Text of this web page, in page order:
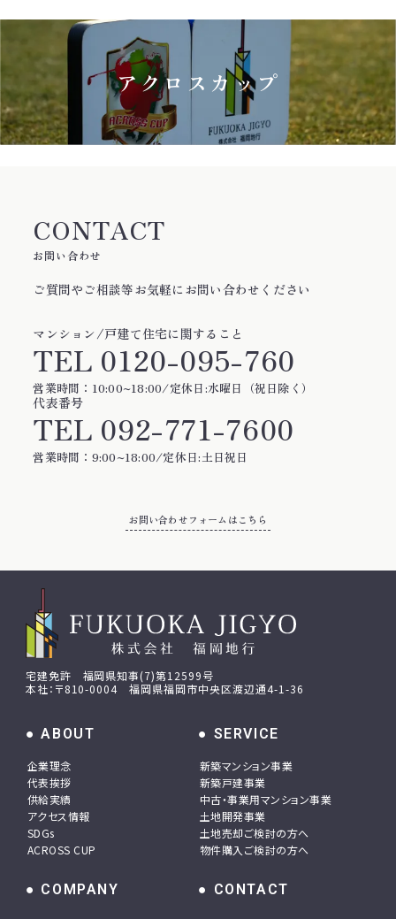
アクロスカップ
CONTACT
お問い合わせ
ご質問やご相談等お気軽にお問い合わせください
マンション/戸建て住宅に関すること
TEL 0120-095-760
営業時間：10:00~18:00/定休日:水曜日（祝日除く）
代表番号
TEL 092-771-7600
営業時間：9:00~18:00/定休日:土日祝日
お問い合わせフォームはこちら
宅建免許 福岡県知事(7)第12599号
本社：〒810-0004 福岡県福岡市中央区渡辺通4-1-36
ABOUT
企業理念
代表挨拶
供給実績
アクセス情報
SDGs
ACROSS CUP
SERVICE
新築マンション事業
新築戸建事業
中古・事業用マンション事業
土地開発事業
土地売却ご検討の方へ
物件購入ご検討の方へ
COMPANY CONTACT